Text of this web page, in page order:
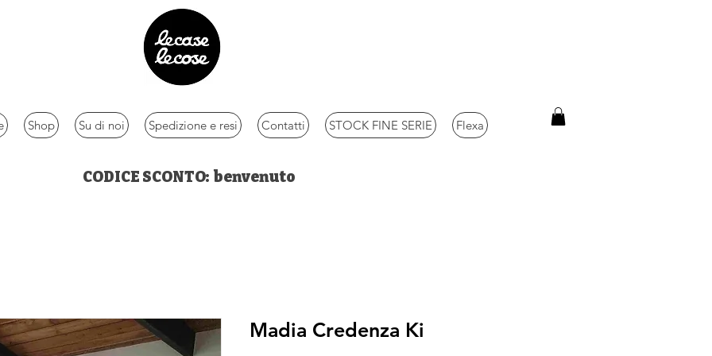
Shop Su di noi Spedizione e resi Contatti STOCK FINE SERIE Flexa
CODICE SCONTO: benvenuto
Madia Credenza Ki